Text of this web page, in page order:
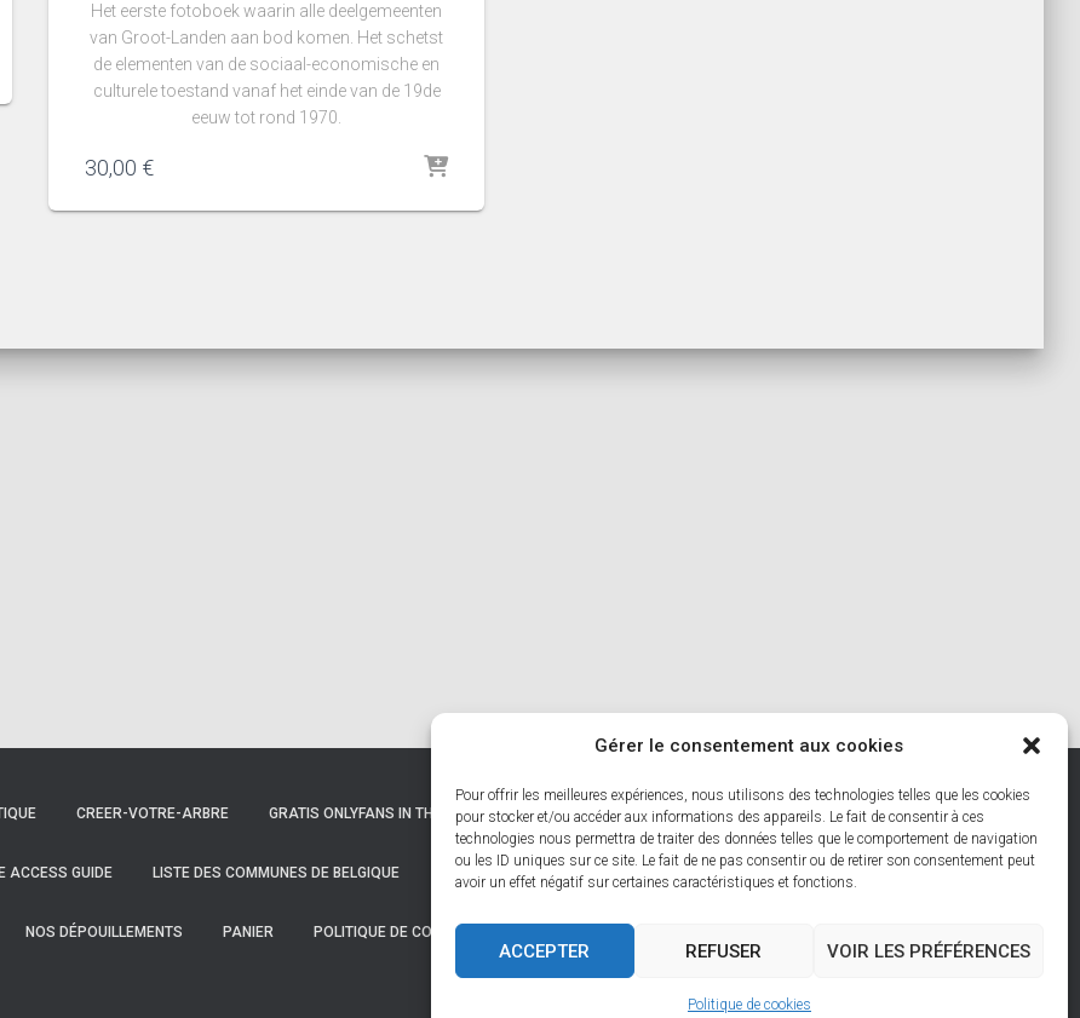
Gérer le consentement aux cookies
Pour offrir les meilleures expériences, nous utilisons des technologies telles que les cookies
pour stocker et/ou accéder aux informations des appareils. Le fait de consentir à ces
technologies nous permettra de traiter des données telles que le comportement de navigation
ou les ID uniques sur ce site. Le fait de ne pas consentir ou de retirer son consentement peut
avoir un effet négatif sur certaines caractéristiques et fonctions.
ACCEPTER REFUSER VOIR LES PRÉFÉRENCES
Politique de cookies
Het eerste fotoboek waarin alle deelgemeenten
van Groot-Landen aan bod komen. Het schetst
de elementen van de sociaal-economische en
culturele toestand vanaf het einde van de 19de
eeuw tot rond 1970.
30,00 €
CREER-VOTRE-ARBRE GRATIS ONLYFANS IN THE UNITED STATES: SAFE, FREE ACCESS GUIDE
ACCESS GUIDE LISTE DES COMMUNES DE BELGIQUE LISTE DES COMMUNES DES HAUTS DE FRANCE MON COMPTE
NOS DÉPOUILLEMENTS PANIER POLITIQUE DE COOKIES (UE) VALIDATION DE LA COMMANDE
Hestia | Développé par